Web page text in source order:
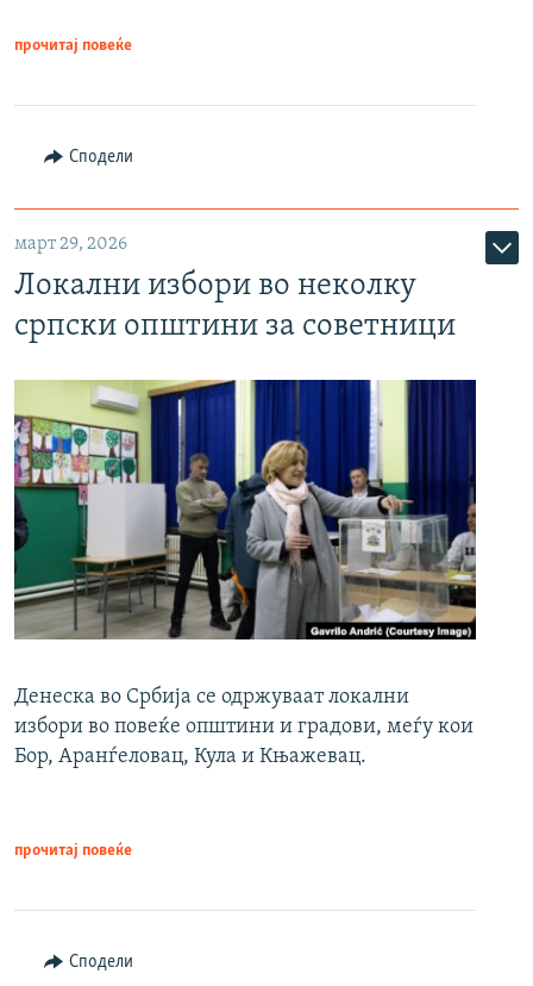
прочитај повеќе
Сподели
март 29, 2026
Локални избори во неколку
српски општини за советници
Денеска во Србија се одржуваат локални
избори во повеќе општини и градови, меѓу кои
Бор, Аранѓеловац, Кула и Књажевац.
прочитај повеќе
Сподели